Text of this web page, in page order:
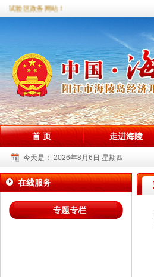
试验区政务网站！
首 页 走进海陵
今天是： 2026年8月6日 星期四
在线服务
专题专栏